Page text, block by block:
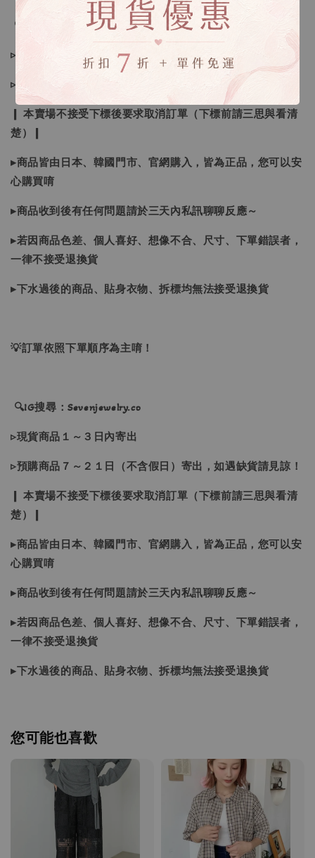
🔍IG搜尋：Sevenjewelry.co
▹現貨商品１～３日內寄出
▹預購商品７～２１日（不含假日）寄出，如遇缺貨請見諒！
❙ 本賣場不接受下標後要求取消訂單（下標前請三思與看清
楚）❙
▸商品皆由日本、韓國門市、官網購入，皆為正品，您可以安
心購買唷
▸商品收到後有任何問題請於三天內私訊聊聊反應～
▸若因商品色差、個人喜好、想像不合、尺寸、下單錯誤者，
一律不接受退換貨
▸下水過後的商品、貼身衣物、拆標均無法接受退換貨
💡訂單依照下單順序為主唷！
🔍IG搜尋：Sevenjewelry.co
▹現貨商品１～３日內寄出
▹預購商品７～２１日（不含假日）寄出，如遇缺貨請見諒！
❙ 本賣場不接受下標後要求取消訂單（下標前請三思與看清
楚）❙
▸商品皆由日本、韓國門市、官網購入，皆為正品，您可以安
心購買唷
▸商品收到後有任何問題請於三天內私訊聊聊反應～
▸若因商品色差、個人喜好、想像不合、尺寸、下單錯誤者，
一律不接受退換貨
▸下水過後的商品、貼身衣物、拆標均無法接受退換貨
您可能也喜歡